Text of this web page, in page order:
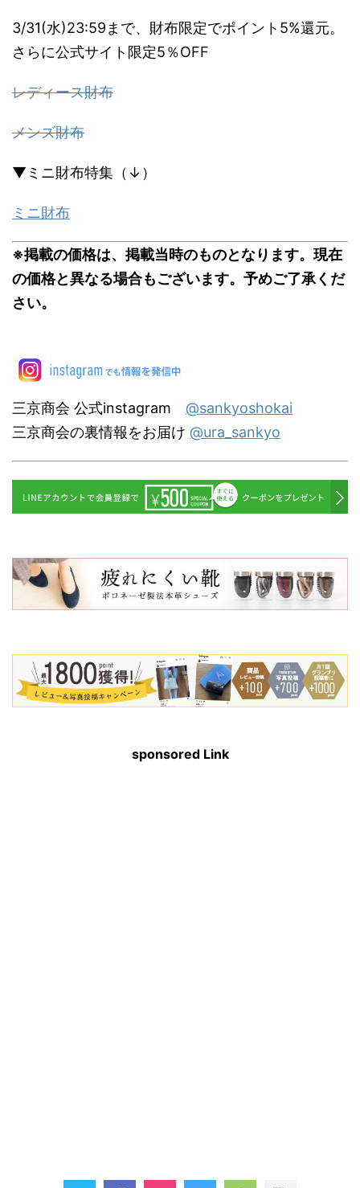
3/31(水)23:59まで、財布限定でポイント5%還元。
さらに公式サイト限定5％OFF
レディース財布
メンズ財布
▼ミニ財布特集（↓）
ミニ財布
※掲載の価格は、掲載当時のものとなります。現在
の価格と異なる場合もございます。予めご了承くだ
さい。
三京商会 公式instagram @sankyoshokai
三京商会の裏情報をお届け @ura_sankyo
sponsored Link